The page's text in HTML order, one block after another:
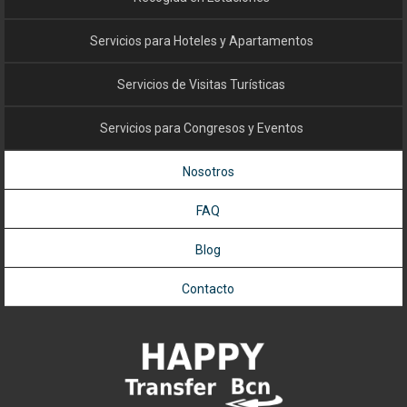
Servicios para Hoteles y Apartamentos
Servicios de Visitas Turísticas
Servicios para Congresos y Eventos
Nosotros
FAQ
Blog
Contacto